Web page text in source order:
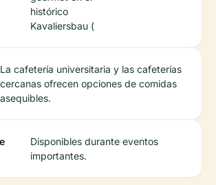
histórico
Kavaliersbau (
La cafetería universitaria y las cafeterías
cercanas ofrecen opciones de comidas
asequibles.
Disponibles durante eventos
importantes.